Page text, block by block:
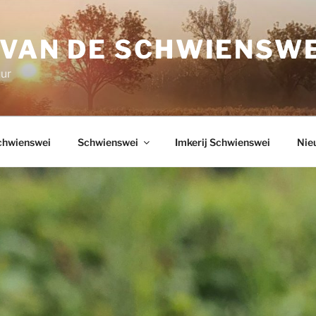
DE
Schwienswei Imkerij Schwienswei